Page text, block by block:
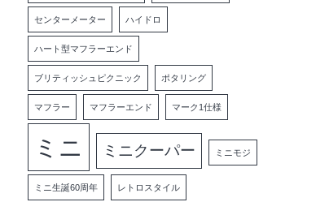
センターメーター ハイドロ
ハート型マフラーエンド
ブリティッシュピクニック ポタリング
マフラー マフラーエンド マーク1仕様
ミニ ミニクーパー ミニモジ
ミニ生誕60周年 レトロスタイル